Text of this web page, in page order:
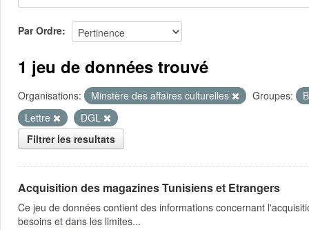
Demandes 0
À propos
Par Ordre
1 jeu de données trouvé
Organisations: Minstère des affaires culturelles Groupes:
Lettre
DGL
Filtrer les resultats
Acquisition des magazines Tunisiens et Etrangers
Ce jeu de données contient des informations concernant
besoins et dans les limites...